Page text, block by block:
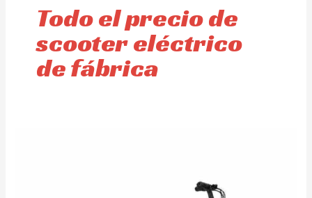
Todo el precio de
scooter eléctrico
de fábrica